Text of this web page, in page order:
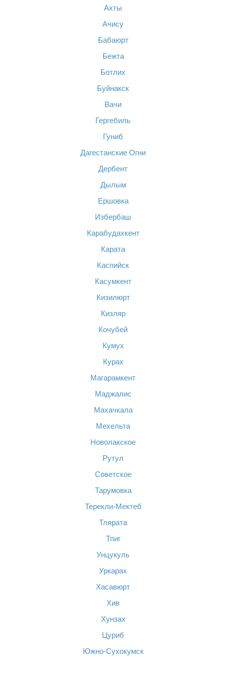
Ахты
Ачису
Бабаюрт
Бежта
Ботлих
Буйнакск
Вачи
Гергебиль
Гуниб
Дагестанские Огни
Дербент
Дылым
Ершовка
Избербаш
Карабудахкент
Карата
Каспийск
Касумкент
Кизилюрт
Кизляр
Кочубей
Кумух
Курах
Магарамкент
Маджалис
Махачкала
Мехельта
Новолакское
Рутул
Советское
Тарумовка
Терекли-Мектеб
Тлярата
Тпиг
Унцукуль
Уркарах
Хасавюрт
Хив
Хунзах
Цуриб
Южно-Сухокумск